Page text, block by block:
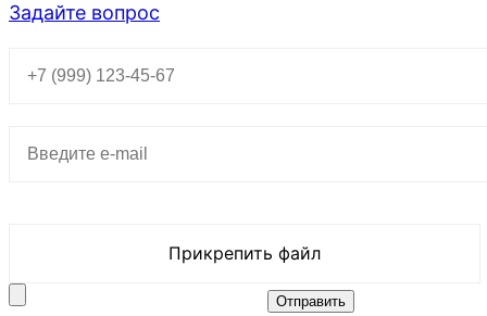
Задайте вопрос
Прикрепить файл